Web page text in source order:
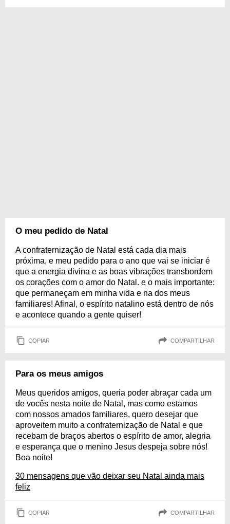
O meu pedido de Natal
A confraternização de Natal está cada dia mais
próxima, e meu pedido para o ano que vai se iniciar é
que a energia divina e as boas vibrações transbordem
os corações com o amor do Natal. e o mais importante:
que permaneçam em minha vida e na dos meus
familiares! Afinal, o espírito natalino está dentro de nós
e acontece quando a gente quiser!
COPIAR COMPARTILHAR
Para os meus amigos
Meus queridos amigos, queria poder abraçar cada um
de vocês nesta noite de Natal, mas como estamos
com nossos amados familiares, quero desejar que
aproveitem muito a confraternização de Natal e que
recebam de braços abertos o espírito de amor, alegria
e esperança que o menino Jesus despeja sobre nós!
Boa noite!
30 mensagens que vão deixar seu Natal ainda mais
feliz
COPIAR COMPARTILHAR